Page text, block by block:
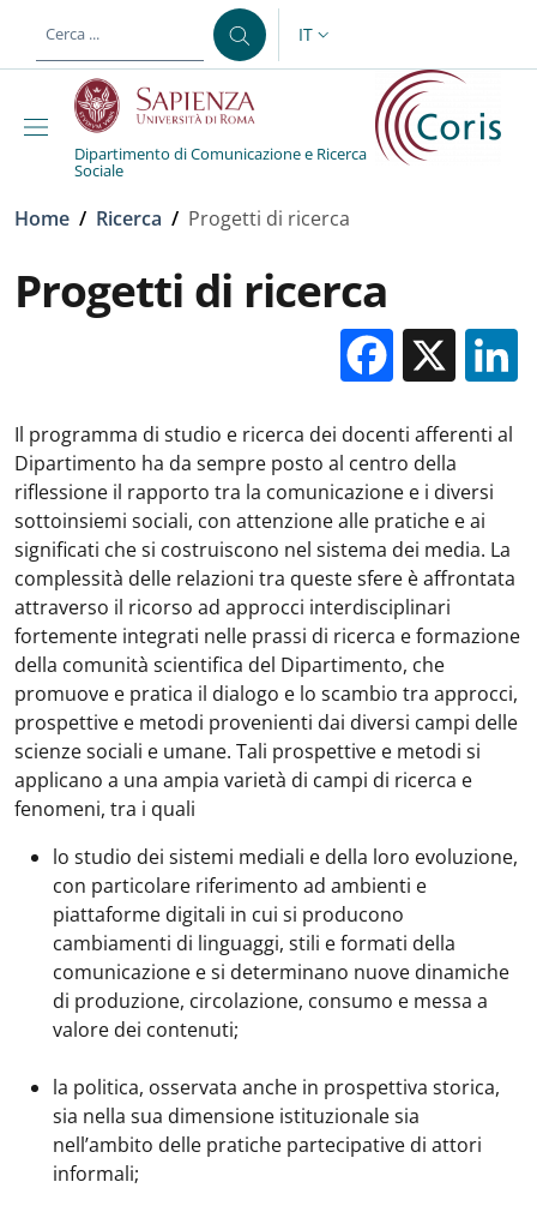
al contenuto principale
SELETTORE LINGUA:
IT
Dipartimento di Comunicazione e Ricerca
Sociale
Briciole di pane
Home / Ricerca / Progetti di ricerca
Progetti di ricerca
X
Il programma di studio e ricerca dei docenti afferenti al
Dipartimento ha da sempre posto al centro della
riflessione il rapporto tra la comunicazione e i diversi
sottoinsiemi sociali, con attenzione alle pratiche e ai
significati che si costruiscono nel sistema dei media. La
complessità delle relazioni tra queste sfere è affrontata
attraverso il ricorso ad approcci interdisciplinari
fortemente integrati nelle prassi di ricerca e formazione
della comunità scientifica del Dipartimento, che
promuove e pratica il dialogo e lo scambio tra approcci,
prospettive e metodi provenienti dai diversi campi delle
scienze sociali e umane. Tali prospettive e metodi si
applicano a una ampia varietà di campi di ricerca e
fenomeni, tra i quali
lo studio dei sistemi mediali e della loro evoluzione,
con particolare riferimento ad ambienti e
piattaforme digitali in cui si producono
cambiamenti di linguaggi, stili e formati della
comunicazione e si determinano nuove dinamiche
di produzione, circolazione, consumo e messa a
valore dei contenuti;
la politica, osservata anche in prospettiva storica,
sia nella sua dimensione istituzionale sia
nell’ambito delle pratiche partecipative di attori
informali;